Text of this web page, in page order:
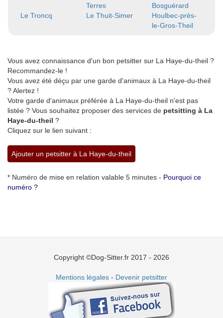
Terres
Bosguérard
Le Troncq
Le Thuit-Simer
Houlbec-près-
le-Gros-Theil
Vous avez connaissance d'un bon petsitter sur La Haye-du-theil ?
Recommandez-le !
Vous avez été déçu par une garde d'animaux à La Haye-du-theil
? Alertez !
Votre garde d'animaux préférée à La Haye-du-theil n'est pas
listée ? Vous souhaitez proposer des services de petsitting à La
Haye-du-theil ?
Cliquez sur le lien suivant :
Ajouter un petsitter à La Haye-du-theil
* Numéro de mise en relation valable 5 minutes - Pourquoi ce
numéro ?
Copyright ©Dog-Sitter.fr 2017 - 2026
Mentions légales - Devenir petsitter